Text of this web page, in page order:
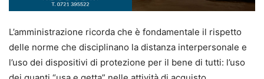
L’amministrazione ricorda che è fondamentale il rispetto
delle norme che disciplinano la distanza interpersonale e
l’uso dei dispositivi di protezione per il bene di tutti: l’uso